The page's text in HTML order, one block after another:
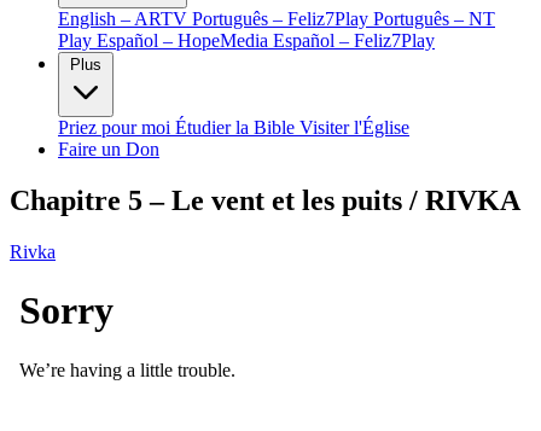
English – ARTV Português – Feliz7Play Português – NT
Play Español – HopeMedia Español – Feliz7Play
Plus
Priez pour moi Étudier la Bible Visiter l'Église
Faire un Don
Chapitre 5 – Le vent et les puits / RIVKA
Rivka